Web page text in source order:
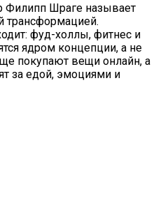
Филипп Шраге называет
трансформацией.
фуд-холлы, фитнес и
ядром концепции, а не
покупают вещи онлайн, а
за едой, эмоциями и